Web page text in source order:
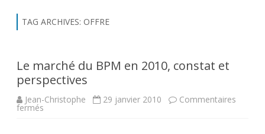
TAG ARCHIVES: OFFRE
Le marché du BPM en 2010, constat et
perspectives
Jean-Christophe 29 janvier 2010 Commentaires
fermés